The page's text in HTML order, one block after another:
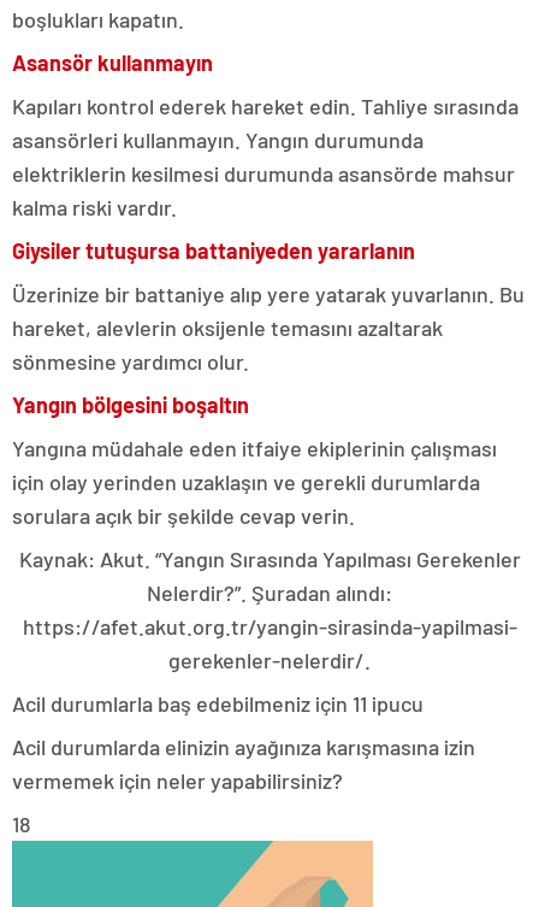
boşlukları kapatın.
Asansör kullanmayın
Kapıları kontrol ederek hareket edin. Tahliye sırasında
asansörleri kullanmayın. Yangın durumunda
elektriklerin kesilmesi durumunda asansörde mahsur
kalma riski vardır.
Giysiler tutuşursa battaniyeden yararlanın
Üzerinize bir battaniye alıp yere yatarak yuvarlanın. Bu
hareket, alevlerin oksijenle temasını azaltarak
sönmesine yardımcı olur.
Yangın bölgesini boşaltın
Yangına müdahale eden itfaiye ekiplerinin çalışması
için olay yerinden uzaklaşın ve gerekli durumlarda
sorulara açık bir şekilde cevap verin.
Kaynak: Akut. “Yangın Sırasında Yapılması Gerekenler
Nelerdir?”. Şuradan alındı:
https://afet.akut.org.tr/yangin-sirasinda-yapilmasi-
gerekenler-nelerdir/.
Acil durumlarla baş edebilmeniz için 11 ipucu
Acil durumlarda elinizin ayağınıza karışmasına izin
vermemek için neler yapabilirsiniz?
18